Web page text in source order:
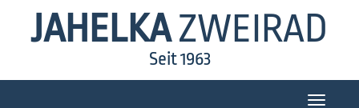
JAHELKAZWEIRAD
Seit 1963
Toggle